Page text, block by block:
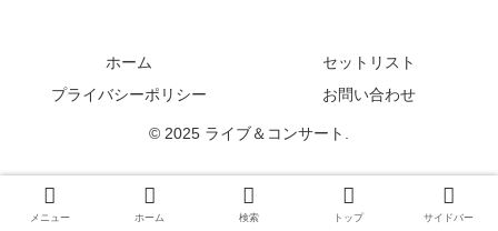
ホーム
セットリスト
プライバシーポリシー
お問い合わせ
© 2025 ライブ＆コンサート.
メニュー ホーム 検索 トップ サイドバー